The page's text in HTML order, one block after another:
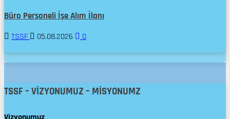
Büro Personeli İşe Alım İlanı
TSSF 05.08.2026 0
TSSF – VİZYONUMUZ – MİSYONUMZ